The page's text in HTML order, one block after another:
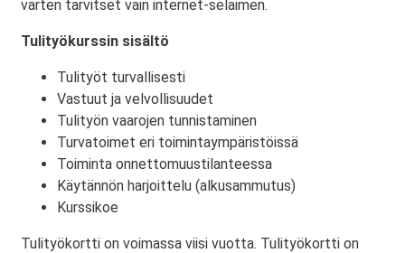
varten tarvitset vain internet-selaimen.
Tulityökurssin sisältö
Tulityöt turvallisesti
Vastuut ja velvollisuudet
Tulityön vaarojen tunnistaminen
Turvatoimet eri toimintaympäristöissä
Toiminta onnettomuustilanteessa
Käytännön harjoittelu (alkusammutus)
Kurssikoe
Tulityökortti on voimassa viisi vuotta. Tulityökortti on